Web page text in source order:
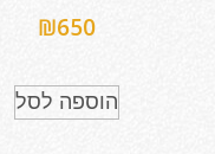
₪650
הוספה לסל